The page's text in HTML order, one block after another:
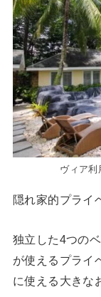
ヴィア利
隠れ家的プライ
独立した4つの
が使えるプライ
に使える大きな